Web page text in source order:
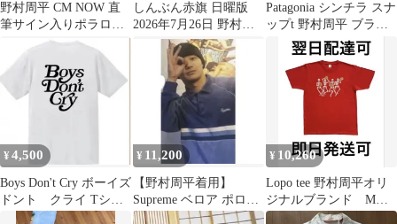
野村周平 CM NOW 直
筆サイン入りポラロイ
しんぶん赤旗 日曜版
2026年7月26日 野村周
平 新聞記事
Patagonia シンチラ スナ
ップt 野村周平 ブラッ
ク 黒 XS
¥ 4,500
Boys Don't Cry ボーイズ
ドント クライ Tシャ
ツ/白 野村周平着用
¥ 11,200
【野村周平着用】
Supreme ベロア ポロシ
ャツ ネイビー ストライ
¥ 10,260
Lopo tee 野村周平オリ
ジナルブランド Mサ
イズ Red